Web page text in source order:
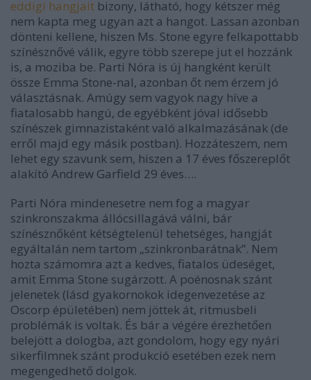
eddigi hangjait bizony, látható, hogy kétszer még
nem kapta meg ugyan azt a hangot. Lassan azonban
dönteni kellene, hiszen Ms. Stone egyre felkapottabb
színésznővé válik, egyre több szerepe jut el hozzánk
is, a moziba be. Parti Nóra is új hangként került
össze Emma Stone-nal, azonban őt nem érzem jó
választásnak. Amúgy sem vagyok nagy híve a
fiatalosabb hangú, de egyébként jóval idősebb
színészek gimnazistaként való alkalmazásának (de
erről majd egy másik postban). Hozzáteszem, nem
lehet egy szavunk sem, hiszen a 17 éves főszereplőt
alakító Andrew Garfield 29 éves….
Parti Nóra mindenesetre nem fog a magyar
szinkronszakma állócsillagává válni, bár
színésznőként kétségtelenül tehetséges, hangját
egyáltalán nem tartom „szinkronbarátnak”. Nem
hozta számomra azt a kedves, fiatalos üdeséget,
amit Emma Stone sugárzott. A poénosnak szánt
jelenetek (lásd gyakornokok idegenvezetése az
Oscorp épületében) nem jöttek át, ritmusbeli
problémák is voltak. És bár a végére érezhetően
belejött a dologba, azt gondolom, hogy egy nyári
sikerfilmnek szánt produkció esetében ezek nem
megengedhető dolgok.